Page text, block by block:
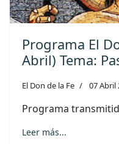
Programa El
Abril) Tema:
El Don de la Fe 07 Abril
Programa
Leer más...